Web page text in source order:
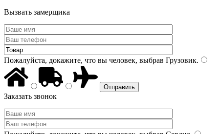
Вызвать замерщика
Пожалуйста, докажите, что вы человек, выбрав Грузовик.
Заказать звонок